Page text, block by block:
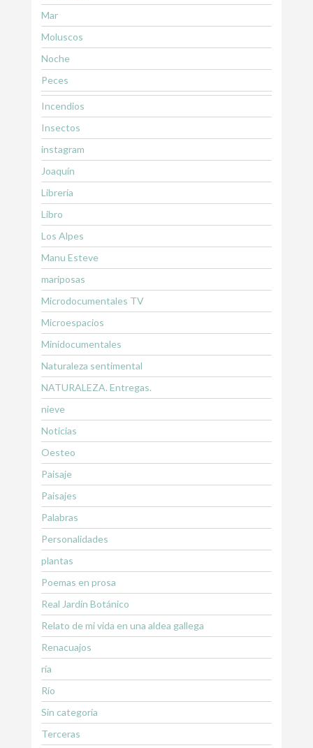
Mar
Moluscos
Noche
Peces
Incendios
Insectos
instagram
Joaquín
Librería
Libro
Los Alpes
Manu Esteve
mariposas
Microdocumentales TV
Microespacios
Minidocumentales
Naturaleza sentimental
NATURALEZA. Entregas.
nieve
Noticias
Oesteo
Paisaje
Paisajes
Palabras
Personalidades
plantas
Poemas en prosa
Real Jardín Botánico
Relato de mi vida en una aldea gallega
Renacuajos
ría
Río
Sin categoría
Terceras